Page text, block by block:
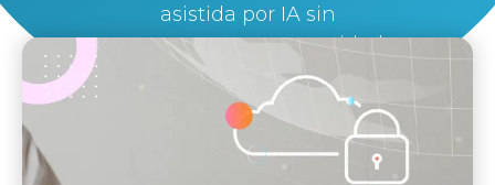
asistida por IA sin
comprometer su seguridad.
Silvi Nunez